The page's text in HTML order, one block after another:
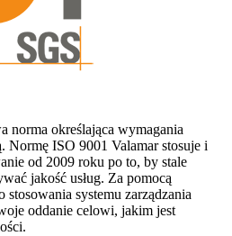
norma określająca wymagania
Normę ISO 9001 Valamar stosuje i
od 2009 roku po to, by stale
jakość usług. Za pomocą
systemu zarządzania
oddanie celowi, jakim jest